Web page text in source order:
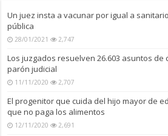
Un juez insta a vacunar por igual a
pública
28/01/2021 2,747
Los juzgados resuelven 26.603 asuntos de
parón judicial
11/11/2020 2,707
El progenitor que cuida del hijo mayor de
que no paga los alimentos
12/11/2020 2,691